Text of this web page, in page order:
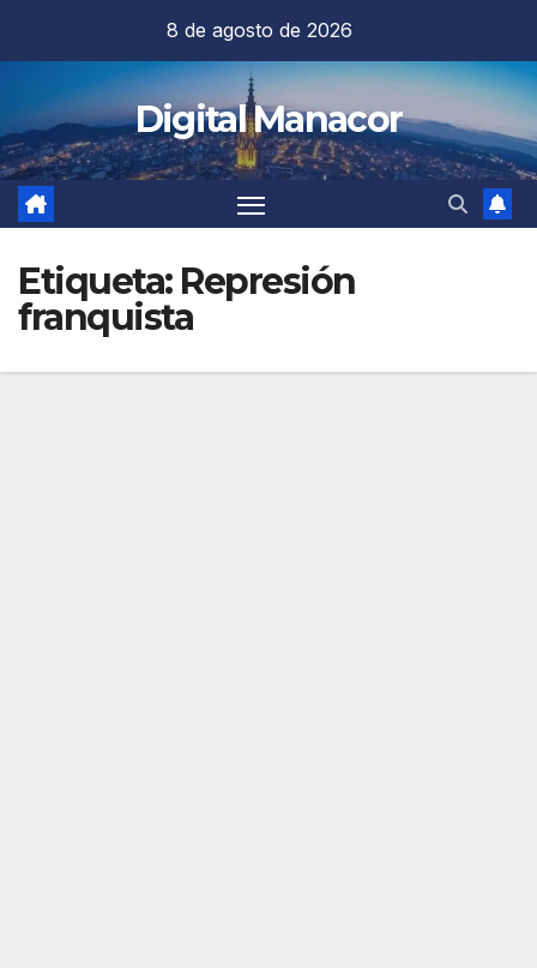
contenido
8 de agosto de 2026
Digital Manacor
Etiqueta: Represión
franquista